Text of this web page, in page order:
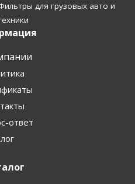
Фильтры для грузовых авто и
ответ